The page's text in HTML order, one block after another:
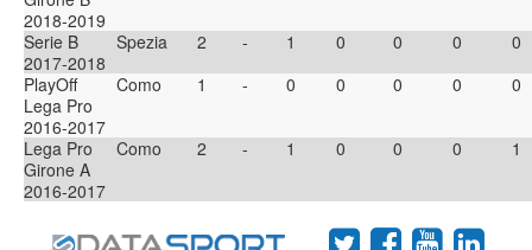
2018-2019
Serie B
2017-2018
Spezia 2 - 1 0 0 0
0
PlayOff
Lega Pro
2016-2017
Como 1 - 0 0 0 0 0
Lega Pro
Girone A
2016-2017
Como 2 - 1 0 0 0 1